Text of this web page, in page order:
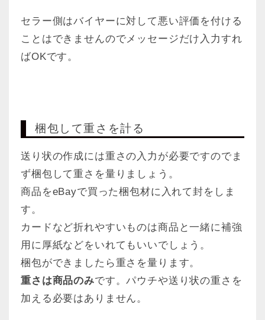
セラー側はバイヤーに対して悪い評価を付ける
ことはできませんのでメッセージだけ入力すれ
ばOKです。
梱包して重さを計る
送り状の作成には重さの入力が必要ですのでま
ず梱包して重さを量りましょう。
商品をeBayで買った梱包材に入れて封をしま
す。
カードなど折れやすいものは商品と一緒に補強
用に厚紙などをいれてもいいでしょう。
梱包ができましたら重さを量ります。
重さは商品のみです。パウチや送り状の重さを
加える必要はありません。